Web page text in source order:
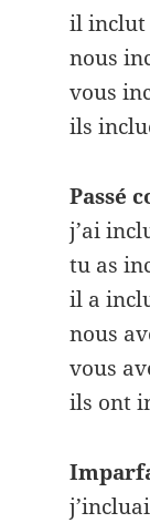
il inclut
nous
vous
ils
Passé
j’ai
tu as
il a
nous
vous
ils ont